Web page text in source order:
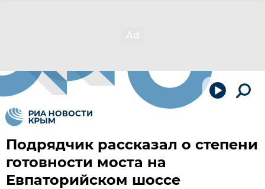
Подрядчик рассказал о степени
готовности моста на
Евпаторийском шоссе